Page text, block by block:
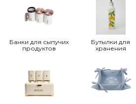
Банки для сыпучих
продуктов
Бутылки для
хранения